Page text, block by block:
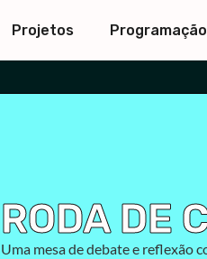
Projetos Programação
RODA DE
Uma mesa de debate e reflexão